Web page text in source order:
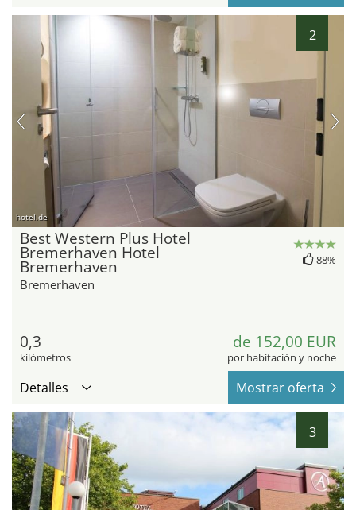
2
hotel.de
Best Western Plus Hotel
Bremerhaven Hotel
Bremerhaven
Bremerhaven
88%
0,3
kilómetros
de 152,00 EUR
por habitación y noche
Detalles Mostrar oferta
3